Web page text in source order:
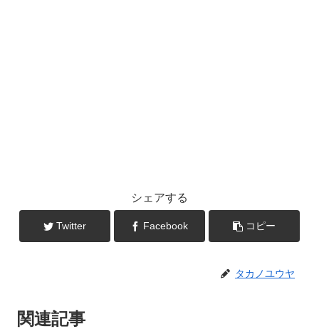
シェアする
Twitter Facebook コピー
タカノユウヤ
関連記事